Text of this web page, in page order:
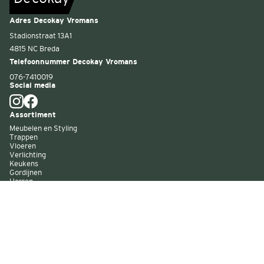
Adres Decokay Vromans
Stadionstraat 13A1
4815 NC Breda
Telefoonnummer Decokay Vromans
076-7410019
Social media
Assortiment
Meubelen en Styling
Trappen
Vloeren
Verlichting
Keukens
Gordijnen
Horren